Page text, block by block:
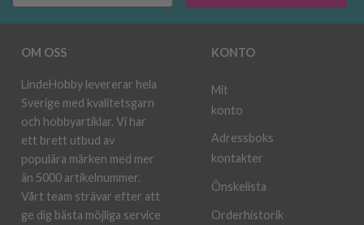
OM OSS
LindeHobby levererar hela
Sverige med kvalitetsgarn
och hobbyartiklar. Vi har
ett brett utbud av
populära märken med mer
än 5000 artikelnummer.
Vårt team strävar efter att
ge dig bästa möjliga service
KONTO
Mit
konto
Adressboks
kontakter
Önskelista
Orderhistorik